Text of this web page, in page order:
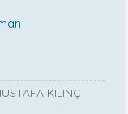
KILINÇ